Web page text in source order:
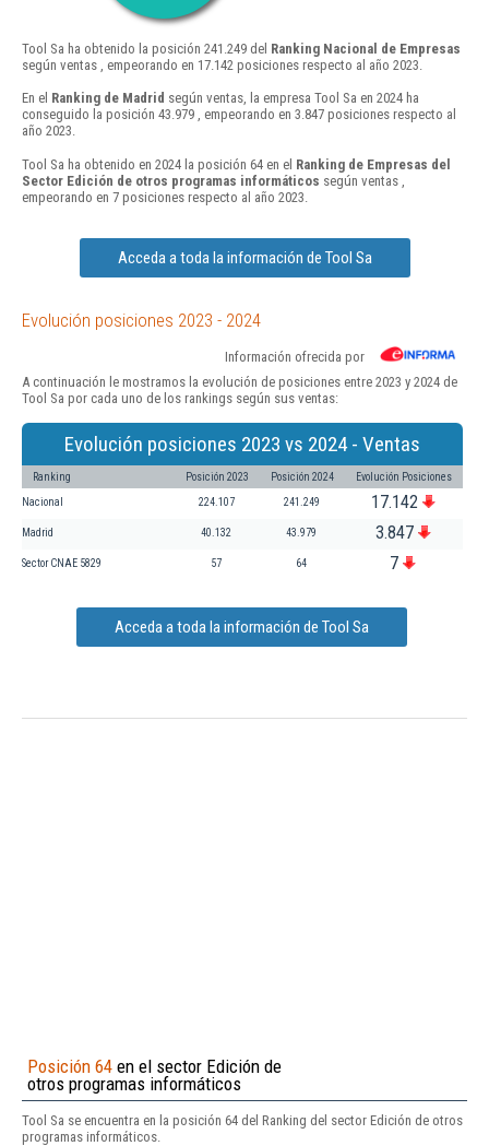
Tool Sa ha obtenido la posición 241.249 del Ranking Nacional de Empresas
según ventas , empeorando en 17.142 posiciones respecto al año 2023.
En el Ranking de Madrid según ventas, la empresa Tool Sa en 2024 ha
conseguido la posición 43.979 , empeorando en 3.847 posiciones respecto al
año 2023.
Tool Sa ha obtenido en 2024 la posición 64 en el Ranking de Empresas del
Sector Edición de otros programas informáticos según ventas ,
empeorando en 7 posiciones respecto al año 2023.
Acceda a toda la información de Tool Sa
Evolución posiciones 2023 - 2024
Información ofrecida por
A continuación le mostramos la evolución de posiciones entre 2023 y 2024 de
Tool Sa por cada uno de los rankings según sus ventas:
Evolución posiciones 2023 vs 2024 - Ventas
Ranking Posición 2023 Posición 2024 Evolución Posiciones
Nacional 224.107 241.249 17.142
Madrid 40.132 43.979 3.847
Sector CNAE 5829 57 64 7
Acceda a toda la información de Tool Sa
Posición 64 en el sector Edición de
otros programas informáticos
Tool Sa se encuentra en la posición 64 del Ranking del sector Edición de otros
programas informáticos.